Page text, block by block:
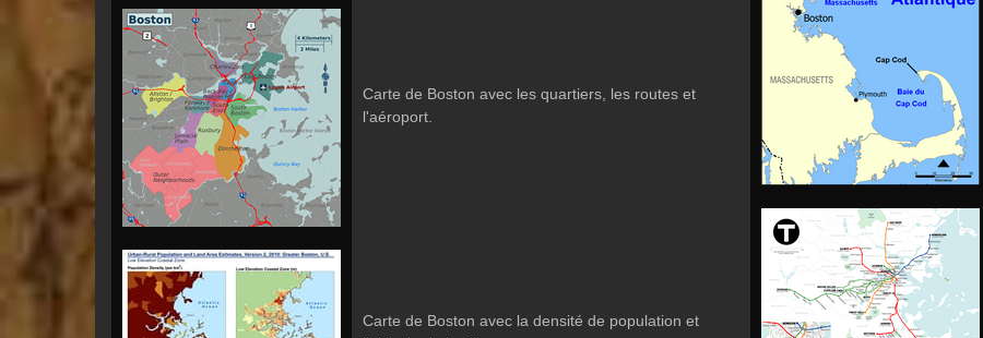
Carte de Boston avec les quartiers, les routes et
l'aéroport.
Carte de Boston avec la densité de population et